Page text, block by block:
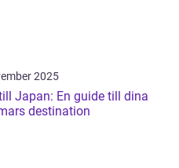
2025
Japan: En guide till dina
destination